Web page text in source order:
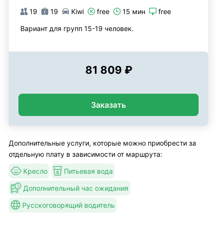
19 19 Kiwi free 15 мин free
Вариант для групп 15-19 человек.
81 809 ₽
Заказать
Дополнительные услуги, которые можно приобрести за
отдельную плату в зависимости от маршрута:
Кресло Питьевая вода
Дополнительный час ожидания
Русскоговорящий водитель